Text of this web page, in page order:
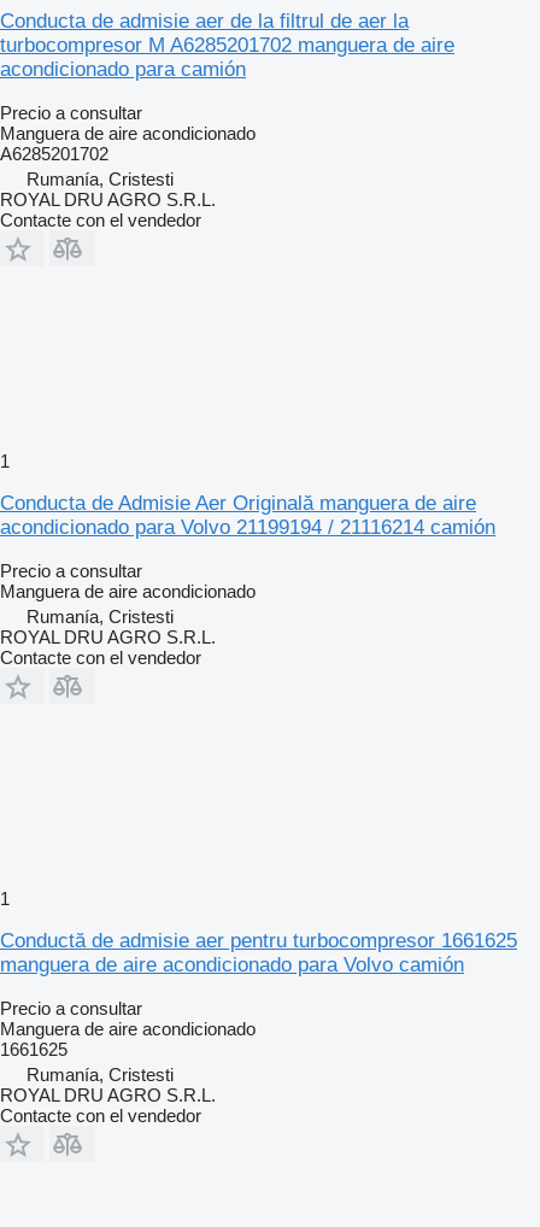
Conducta de admisie aer de la filtrul de aer la
turbocompresor M A6285201702 manguera de aire
acondicionado para camión
Precio a consultar
Manguera de aire acondicionado
A6285201702
Rumanía, Cristesti
ROYAL DRU AGRO S.R.L.
Contacte con el vendedor
1
Conducta de Admisie Aer Originală manguera de aire
acondicionado para Volvo 21199194 / 21116214 camión
Precio a consultar
Manguera de aire acondicionado
Rumanía, Cristesti
ROYAL DRU AGRO S.R.L.
Contacte con el vendedor
1
Conductă de admisie aer pentru turbocompresor 1661625
manguera de aire acondicionado para Volvo camión
Precio a consultar
Manguera de aire acondicionado
1661625
Rumanía, Cristesti
ROYAL DRU AGRO S.R.L.
Contacte con el vendedor